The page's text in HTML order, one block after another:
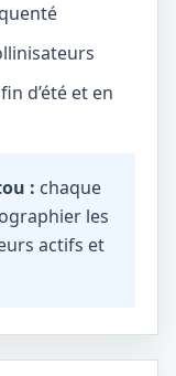
d’été et en
: chaque
les
actifs et